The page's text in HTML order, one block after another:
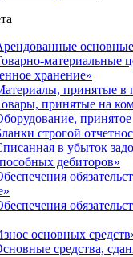
основные
материальные
хранение»
принятые в
принятые на
строгой
в убыток
дебиторов»
основных
средства,